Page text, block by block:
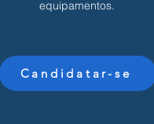
equipamentos.
Candidatar-se